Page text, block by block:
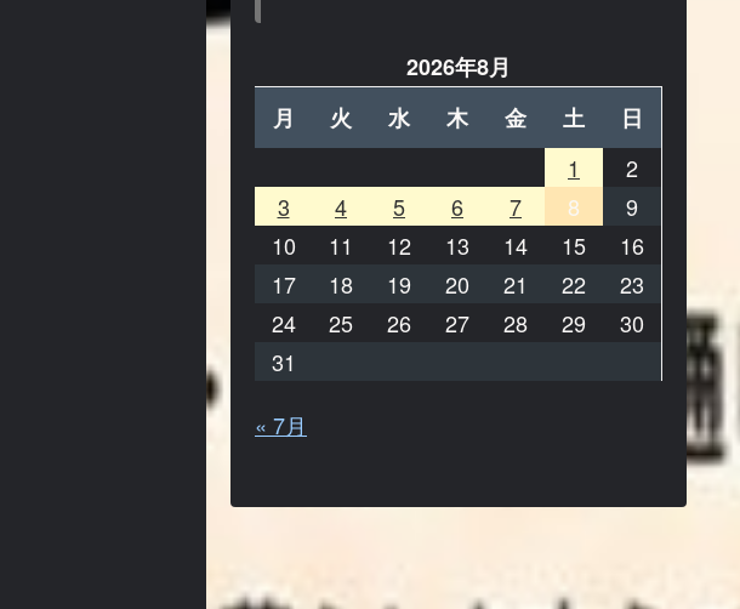
2026年8月
月
火 水 木 金 土
日
1
2
3
4 5 6 7 8
9
10
11 12 13 14 15
16
17
18 19 20 21 22
23
24
25 26 27 28 29
30
31
« 7月